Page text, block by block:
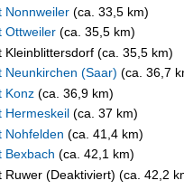
Nonnweiler(ca. 33,5 km)
Ottweiler(ca. 35,5 km)
Kleinblittersdorf (ca. 35,5 km)
Neunkirchen (Saar)(ca. 36,7
Konz(ca. 36,9 km)
Hermeskeil(ca. 37 km)
Nohfelden(ca. 41,4 km)
Bexbach(ca. 42,1 km)
Ruwer (Deaktiviert) (ca. 42,2